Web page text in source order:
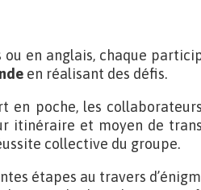
ou en anglais, chaque
en réalisant des défis.
en poche, les
itinéraire et moyen de
collective du groupe.
étapes au travers